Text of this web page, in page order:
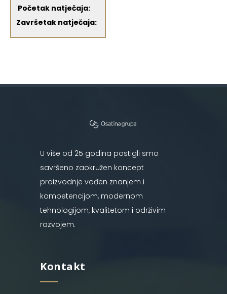
'Početak natječaja:
Završetak natječaja:
U više od 25 godina postigli smo
savršeno zaokružen koncept
proizvodnje vođen znanjem i
kompetencijom, modernom
tehnologijom, kvalitetom i održivim
razvojem.
Kontakt